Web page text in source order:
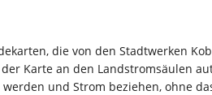
die von den Stadtwerken
der Karte an den Landstromsäulen
und Strom beziehen, ohne